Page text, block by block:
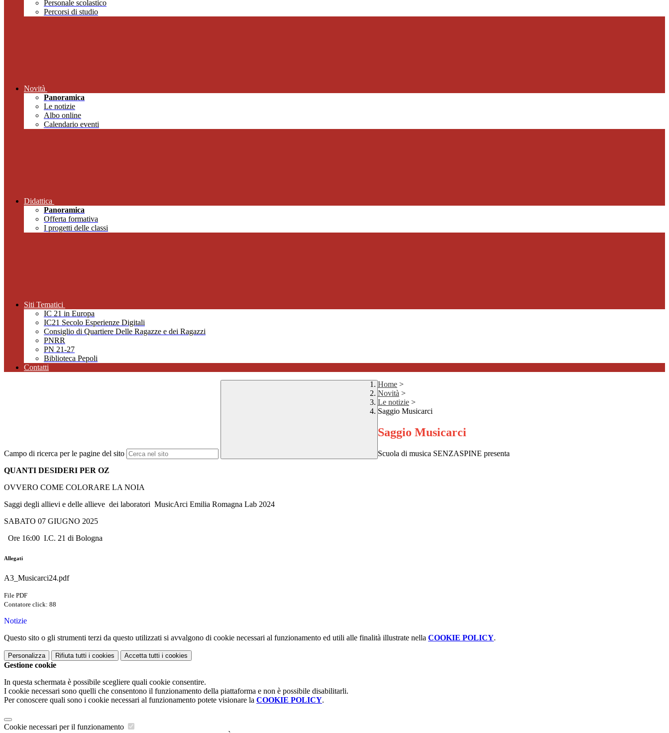
Personale scolastico
Percorsi di studio
Novità
Panoramica
Le notizie
Albo online
Calendario eventi
Didattica
Panoramica
Offerta formativa
I progetti delle classi
Siti Tematici
IC 21 in Europa
IC21 Secolo Esperienze Digitali
Consiglio di Quartiere Delle Ragazze e dei Ragazzi
PNRR
PN 21-27
Biblioteca Pepoli
Contatti
Campo di ricerca per le pagine del sito
Home >
Novità >
Le notizie >
Saggio Musicarci
Saggio Musicarci
Scuola di musica SENZASPINE presenta
QUANTI DESIDERI PER OZ
OVVERO COME COLORARE LA NOIA
Saggi degli allievi e delle allieve dei laboratori MusicArci Emilia Romagna Lab 2024
SABATO 07 GIUGNO 2025
Ore 16:00 I.C. 21 di Bologna
Allegati
A3_Musicarci24.pdf
File PDF
Contatore click: 88
Notizie
Questo sito o gli strumenti terzi da questo utilizzati si avvalgono di cookie necessari al funzionamento ed utili alle finalità illustrate nella COOKIE POLICY.
Personalizza Rifiuta tutti i cookies Accetta tutti i cookies
Gestione cookie
In questa schermata è possibile scegliere quali cookie consentire.
I cookie necessari sono quelli che consentono il funzionamento della piattaforma e non è possibile disabilitarli.
Per conoscere quali sono i cookie necessari al funzionamento potete visionare la COOKIE POLICY.
Cookie necessari per il funzionamento